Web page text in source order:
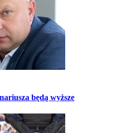
będą wyższe